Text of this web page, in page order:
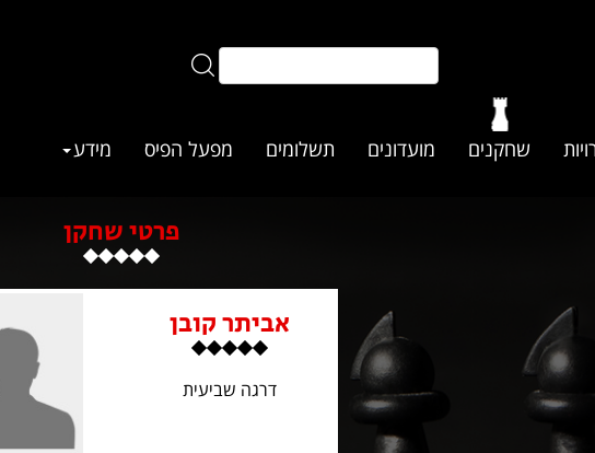
שחקנים מועדונים תשלומים מפעל הפיס מידע
פרטי שחקן
אביתר קובן
דרגה שביעית